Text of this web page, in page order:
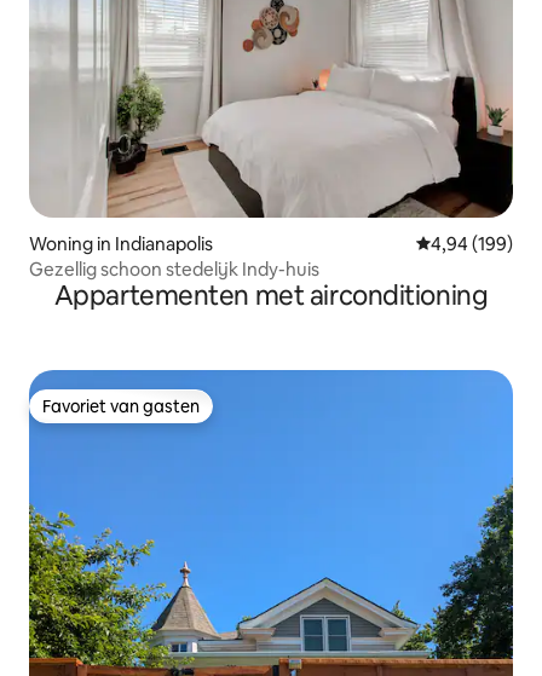
Woning in Indianapolis Gemiddelde
4,94 (199)
Gezellig schoon stedelijk Indy-huis
Appartementen met airconditioning
Favoriet van gasten
Favoriet van gasten